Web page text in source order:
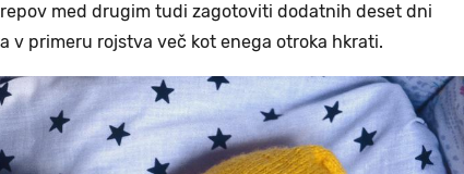
med drugim tudi zagotoviti dodatnih deset dni
v primeru rojstva več kot enega otroka hkrati.